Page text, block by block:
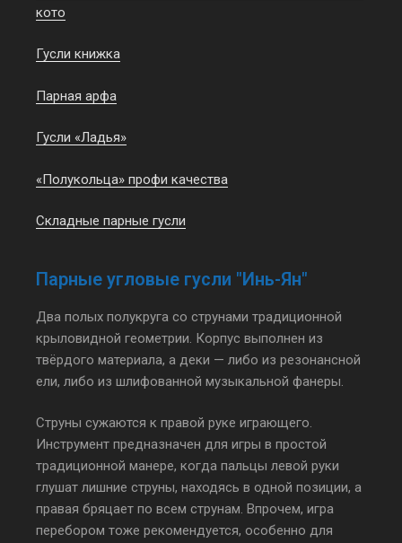
кото
Гусли книжка
Парная арфа
Гусли «Ладья»
«Полукольца» профи качества
Складные парные гусли
Парные угловые гусли "Инь-Ян"
Два полых полукруга со струнами традиционной
крыловидной геометрии. Корпус выполнен из
твёрдого материала, а деки — либо из резонансной
ели, либо из шлифованной музыкальной фанеры.
Струны сужаются к правой руке играющего.
Инструмент предназначен для игры в простой
традиционной манере, когда пальцы левой руки
глушат лишние струны, находясь в одной позиции, а
правая бряцает по всем струнам. Впрочем, игра
перебором тоже рекомендуется, особенно для